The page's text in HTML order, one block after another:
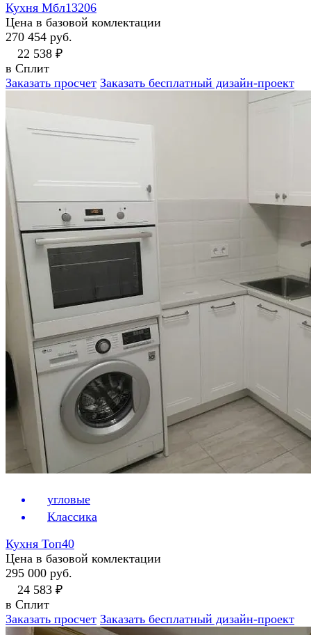
Кухня Мбл13206
Цена в базовой комлектации
270 454 руб.
22 538 ₽
в Сплит
Заказать просчет Заказать бесплатный дизайн-проект
угловые
Классика
Кухня Топ40
Цена в базовой комлектации
295 000 руб.
24 583 ₽
в Сплит
Заказать просчет Заказать бесплатный дизайн-проект